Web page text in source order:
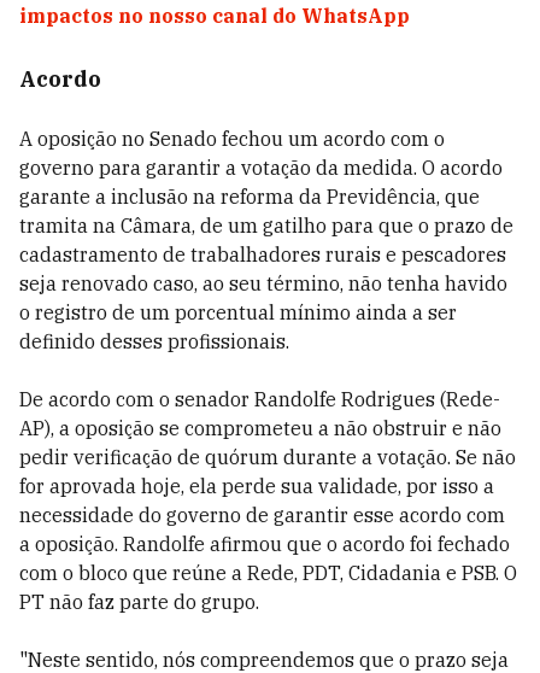
impactos no nosso canal do WhatsApp
Acordo
A oposição no Senado fechou um acordo com o
governo para garantir a votação da medida. O acordo
garante a inclusão na reforma da Previdência, que
tramita na Câmara, de um gatilho para que o prazo de
cadastramento de trabalhadores rurais e pescadores
seja renovado caso, ao seu término, não tenha havido
o registro de um porcentual mínimo ainda a ser
definido desses profissionais.
De acordo com o senador Randolfe Rodrigues (Rede-
AP), a oposição se comprometeu a não obstruir e não
pedir verificação de quórum durante a votação. Se não
for aprovada hoje, ela perde sua validade, por isso a
necessidade do governo de garantir esse acordo com
a oposição. Randolfe afirmou que o acordo foi fechado
com o bloco que reúne a Rede, PDT, Cidadania e PSB. O
PT não faz parte do grupo.
"Neste sentido, nós compreendemos que o prazo seja